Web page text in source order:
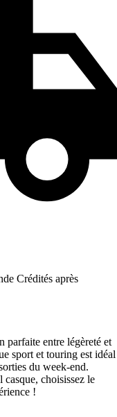
Crédités après
parfaite entre légèreté et
sport et touring est idéal
du week-end.
choisissez le
!